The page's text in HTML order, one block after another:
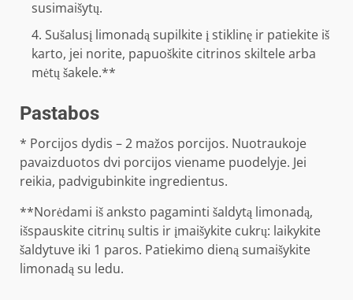
susimaišytų.
Sušalusį limonadą supilkite į stiklinę ir patiekite iš
karto, jei norite, papuoškite citrinos skiltele arba
mėtų šakele.**
Pastabos
* Porcijos dydis – 2 mažos porcijos. Nuotraukoje
pavaizduotos dvi porcijos viename puodelyje. Jei
reikia, padvigubinkite ingredientus.
**Norėdami iš anksto pagaminti šaldytą limonadą,
išspauskite citrinų sultis ir įmaišykite cukrų: laikykite
šaldytuve iki 1 paros. Patiekimo dieną sumaišykite
limonadą su ledu.